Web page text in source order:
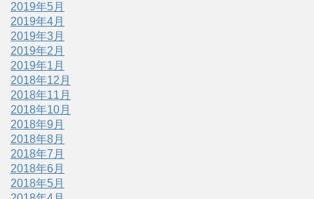
2019年5月
2019年4月
2019年3月
2019年2月
2019年1月
2018年12月
2018年11月
2018年10月
2018年9月
2018年8月
2018年7月
2018年6月
2018年5月